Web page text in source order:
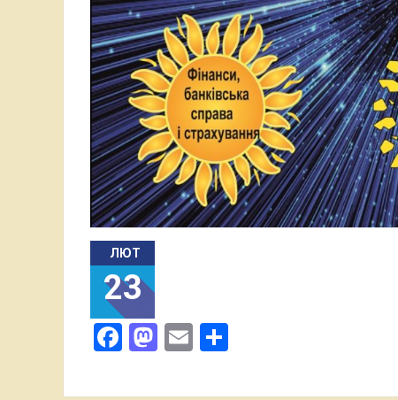
ЛЮТ
23
Facebook
Mastodon
Email